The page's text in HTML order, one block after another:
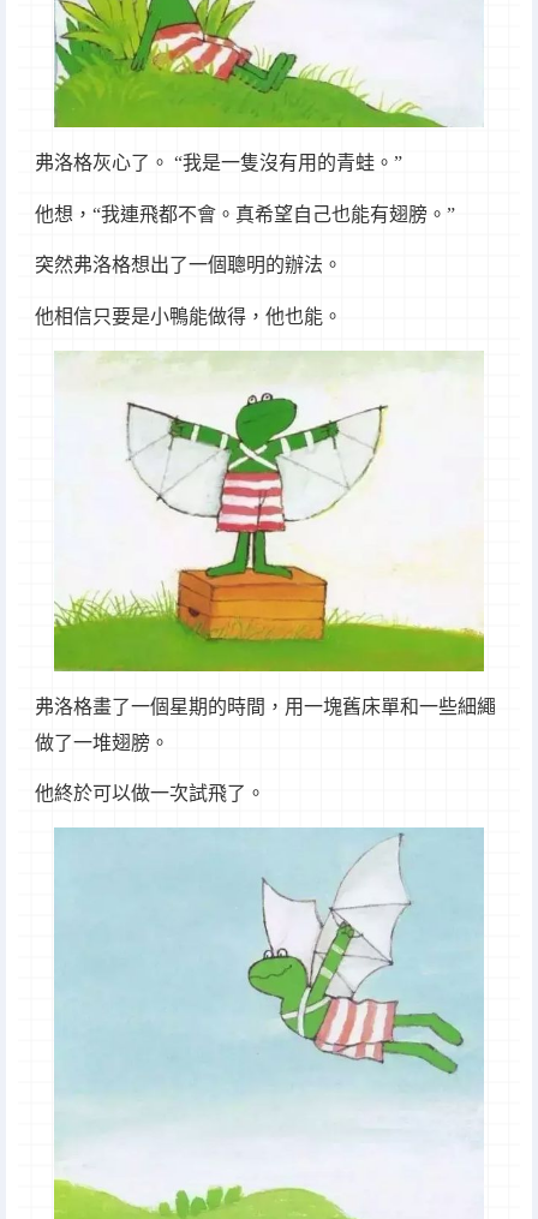
弗洛格灰心了。 “我是一隻沒有用的青蛙。”
他想，“我連飛都不會。真希望自己也能有翅膀。”
突然弗洛格想出了一個聰明的辦法。
他相信只要是小鴨能做得，他也能。
弗洛格畫了一個星期的時間，用一塊舊床單和一些細繩
做了一堆翅膀。
他終於可以做一次試飛了。